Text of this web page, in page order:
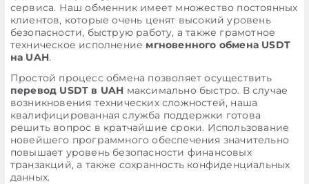
сервиса. Наш обменник имеет множество постоянных
клиентов, которые очень ценят высокий уровень
безопасности, быструю работу, а также грамотное
техническое исполнение мгновенного обмена USDT
на UAH.
Простой процесс обмена позволяет осуществить
перевод USDT в UAH максимально быстро. В случае
возникновения технических сложностей, наша
квалифицированная служба поддержки готова
решить вопрос в кратчайшие сроки. Использование
новейшего программного обеспечения значительно
повышает уровень безопасности финансовых
транзакций, а также сохранность конфиденциальных
данных.